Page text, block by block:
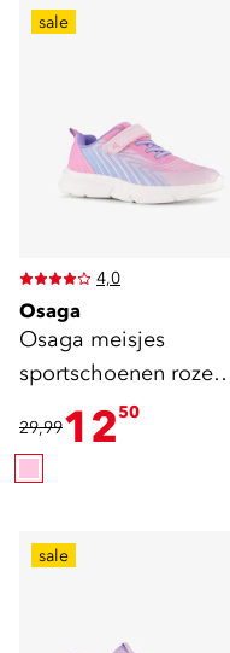
sale
4,0
Osaga
Osaga meisjes
sportschoenen roze
blauw
29,991250
sale